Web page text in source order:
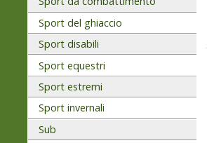
Sport del ghiaccio
Sport disabili
Sport equestri
Sport estremi
Sport invernali
Sub